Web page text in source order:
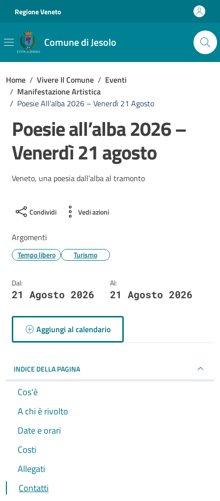
Regione Veneto
Comune di Jesolo
Home / Vivere Il Comune / Eventi
/ Manifestazione Artistica
/ Poesie All’alba 2026 – Venerdì 21 Agosto
Poesie all’alba 2026 –
Venerdì 21 agosto
Veneto, una poesia dall’alba al tramonto
Condividi Vedi azioni
Argomenti
Tempo libero Turismo
Dal:
21 Agosto 2026
Al:
21 Agosto 2026
Aggiungi al calendario
INDICE DELLA PAGINA
Cos'è
A chi è rivolto
Date e orari
Costi
Allegati
Contatti